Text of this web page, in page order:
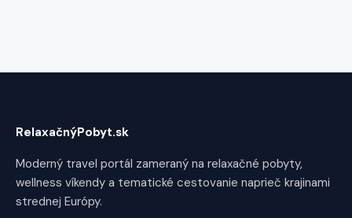
RelaxačnýPobyt.sk
Moderný travel portál zameraný na relaxačné pobyty,
wellness víkendy a tematické cestovanie naprieč krajinami
strednej Európy.